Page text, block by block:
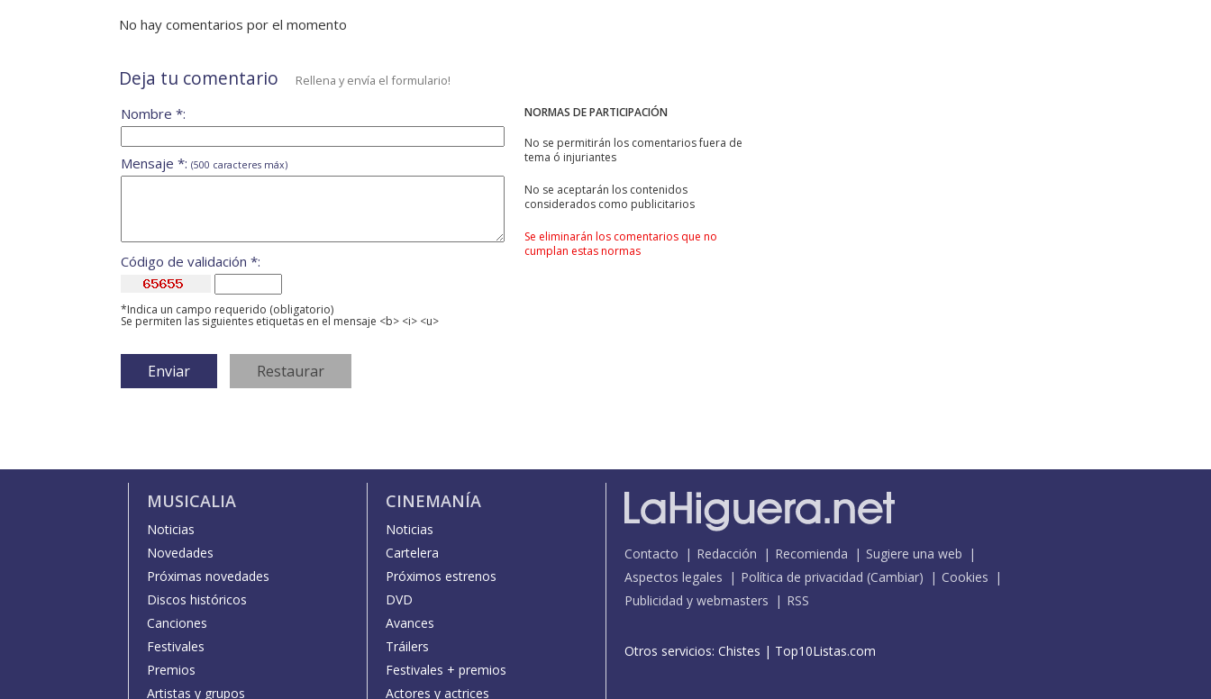
No hay comentarios por el momento
Deja tu comentario Rellena y envía el formulario!
NORMAS DE PARTICIPACIÓN
No se permitirán los comentarios fuera de
tema ó injuriantes
No se aceptarán los contenidos
considerados como publicitarios
Se eliminarán los comentarios que no
cumplan estas normas
Nombre *:
Mensaje *: (500 caracteres máx)
Código de validación *:
*Indica un campo requerido (obligatorio)
Se permiten las siguientes etiquetas en el mensaje <b> <i> <u>
MUSICALIA
Noticias
Novedades
Próximas novedades
Discos históricos
Canciones
Festivales
Premios
Artistas y grupos
CINEMANÍA
Noticias
Cartelera
Próximos estrenos
DVD
Avances
Tráilers
Festivales + premios
Actores y actrices
Contacto Redacción Recomienda
Sugiere una web
Aspectos legales
Política de privacidad (Cambiar)
Cookies
Publicidad y webmasters
RSS
Otros servicios: Chistes | Top10Listas.com